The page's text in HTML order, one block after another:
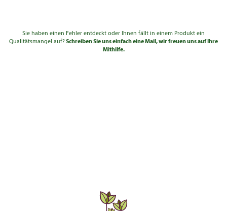
Solitär ab 3xv oB
160 -
180
1.150,00 €
Sie haben einen Fehler entdeckt oder Ihnen fällt in einem Produkt ein
Qualitätsmangel auf?Schreiben Sie uns einfach eine Mail, wir freuen uns auf Ihre
Mithilfe.